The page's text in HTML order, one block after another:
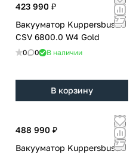
423 990 ₽
Вакууматор Kuppersbusch
CSV 6800.0 W4 Gold
0 0 В наличии
В корзину
488 990 ₽
Вакууматор Kuppersbusch